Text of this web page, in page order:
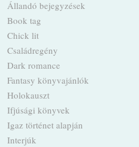
Állandó bejegyzések
Book tag
Chick lit
Családregény
Dark romance
Fantasy könyvajánlók
Holokauszt
Ifjúsági könyvek
Igaz történet alapján
Interjúk